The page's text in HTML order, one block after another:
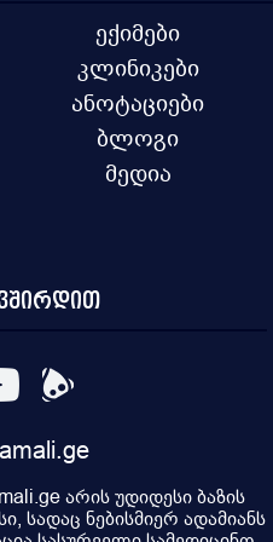
ექიმები
კლინიკები
ანოტაციები
ბლოგი
მედია
არის უდიდესი ბაზის
სადაც ნებისმიერ ადამიანს